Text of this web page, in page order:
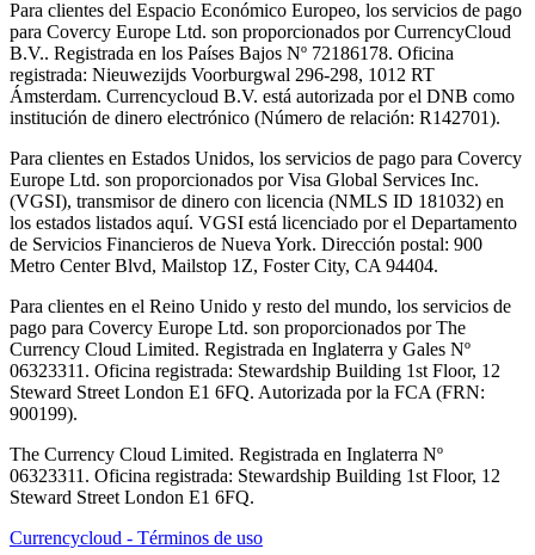
Para clientes del Espacio Económico Europeo, los servicios de pago
para Covercy Europe Ltd. son proporcionados por CurrencyCloud
B.V.. Registrada en los Países Bajos Nº 72186178. Oficina
registrada: Nieuwezijds Voorburgwal 296-298, 1012 RT
Ámsterdam. Currencycloud B.V. está autorizada por el DNB como
institución de dinero electrónico (Número de relación: R142701).
Para clientes en Estados Unidos, los servicios de pago para Covercy
Europe Ltd. son proporcionados por Visa Global Services Inc.
(VGSI), transmisor de dinero con licencia (NMLS ID 181032) en
los estados listados aquí. VGSI está licenciado por el Departamento
de Servicios Financieros de Nueva York. Dirección postal: 900
Metro Center Blvd, Mailstop 1Z, Foster City, CA 94404.
Para clientes en el Reino Unido y resto del mundo, los servicios de
pago para Covercy Europe Ltd. son proporcionados por The
Currency Cloud Limited. Registrada en Inglaterra y Gales Nº
06323311. Oficina registrada: Stewardship Building 1st Floor, 12
Steward Street London E1 6FQ. Autorizada por la FCA (FRN:
900199).
The Currency Cloud Limited. Registrada en Inglaterra Nº
06323311. Oficina registrada: Stewardship Building 1st Floor, 12
Steward Street London E1 6FQ.
Currencycloud - Términos de uso